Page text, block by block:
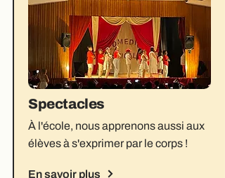
Spectacles
À l'école, nous apprenons aussi aux
élèves à s'exprimer par le corps !
En savoir plus